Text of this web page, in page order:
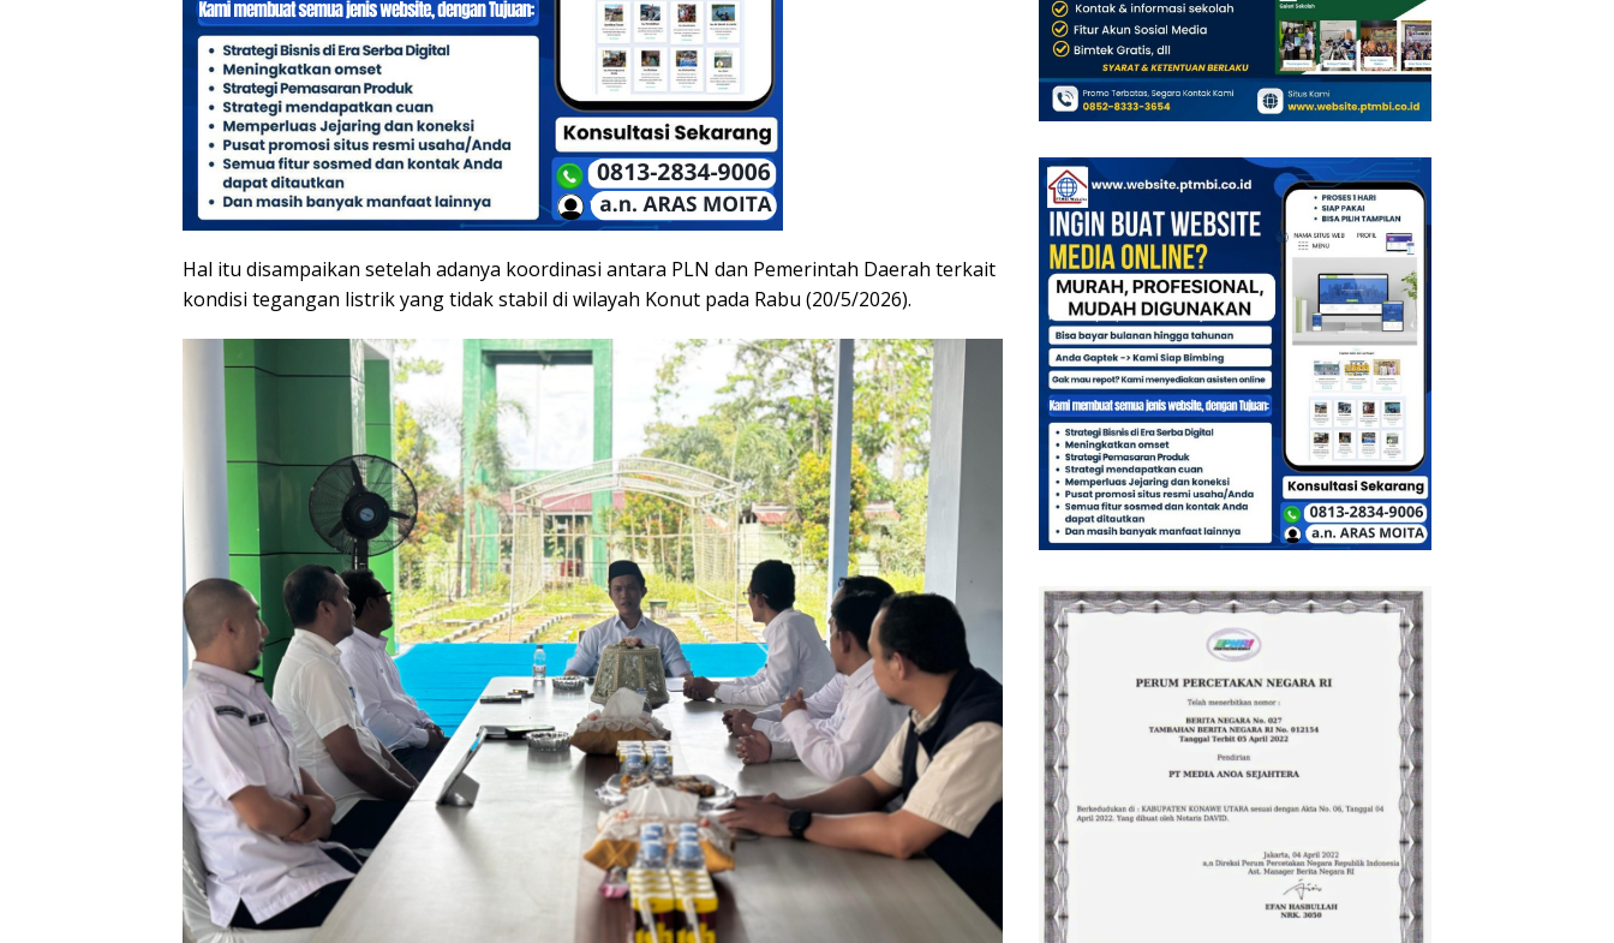
Hal itu disampaikan setelah adanya koordinasi antara PLN dan Pemerintah Daerah terkait
kondisi tegangan listrik yang tidak stabil di wilayah Konut pada Rabu (20/5/2026).